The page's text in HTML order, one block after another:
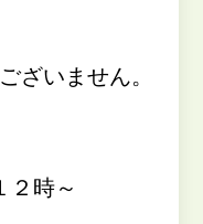
ざいません。
２時～